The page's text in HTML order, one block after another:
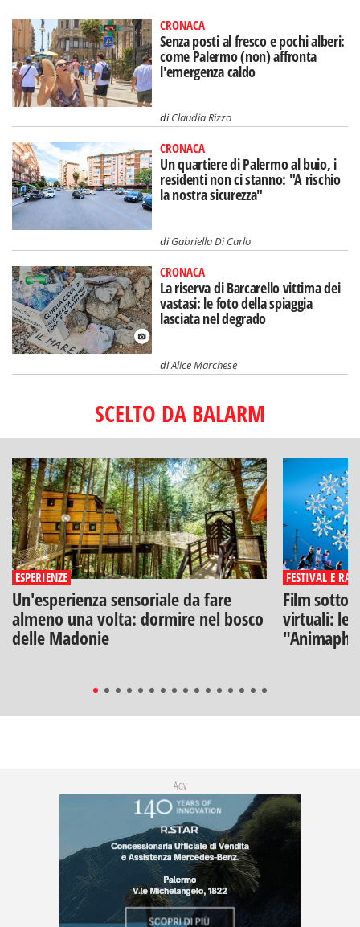
CRONACA
Senza posti al fresco e pochi alberi:
come Palermo (non) affronta
l'emergenza caldo
diClaudia Rizzo
CRONACA
Un quartiere di Palermo al buio, i
residenti non ci stanno: "A rischio
la nostra sicurezza"
diGabriella Di Carlo
CRONACA
La riserva di Barcarello vittima dei
vastasi: le foto della spiaggia
lasciata nel degrado
diAlice Marchese
SCELTO DA BALARM
ESPERIENZE
Un'esperienza sensoriale da fare
almeno una volta: dormire nel bosco
delle Madonie
FESTIVAL E
Film sotto
virtuali: le
Adv